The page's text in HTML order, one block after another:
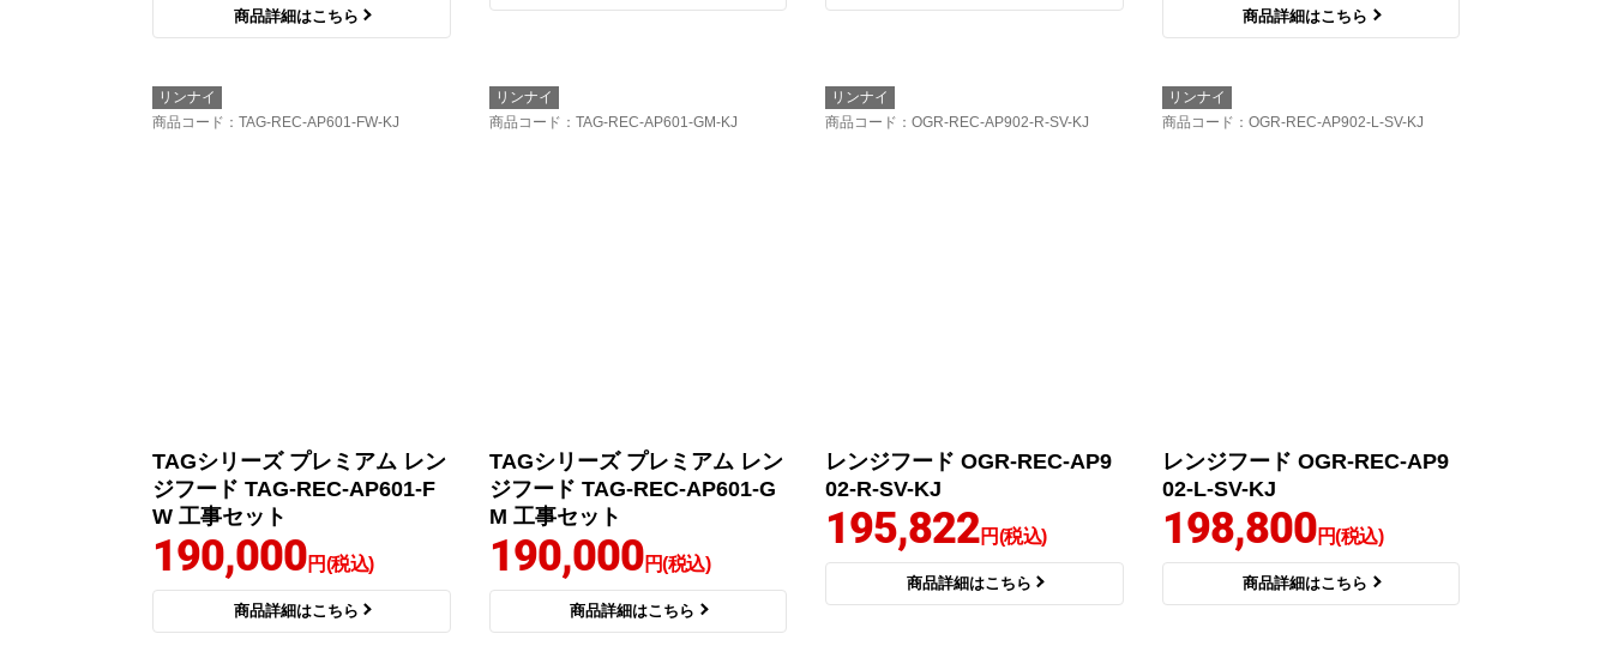
商品詳細はこちら 商品詳細はこちら
リンナイ
商品コード ：TAG-REC-AP601-FW-KJ
TAGシリーズ プレミアム レン
ジフード TAG-REC-AP601-F
W 工事セット
190,000円(税込)
商品詳細はこちら
リンナイ
商品コード ：TAG-REC-AP601-GM-KJ
TAGシリーズ プレミアム レン
ジフード TAG-REC-AP601-G
M 工事セット
190,000円(税込)
商品詳細はこちら
リンナイ
商品コード ：OGR-REC-AP902-R-SV-KJ
レンジフード OGR-REC-AP9
02-R-SV-KJ
195,822円(税込)
商品詳細はこちら
リンナイ
商品コード ：OGR-REC-AP902-L-SV-KJ
レンジフード OGR-REC-AP9
02-L-SV-KJ
198,800円(税込)
商品詳細はこちら